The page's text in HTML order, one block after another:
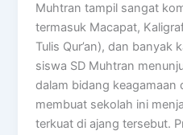
Muhtran tampil sangat
termasuk Macapat,
Tulis Qur’an), dan banyak
siswa SD Muhtran
dalam bidang keagamaan
membuat sekolah ini
terkuat di ajang tersebut.